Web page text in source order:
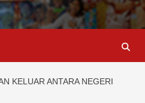
KELUAR ANTARA NEGERI